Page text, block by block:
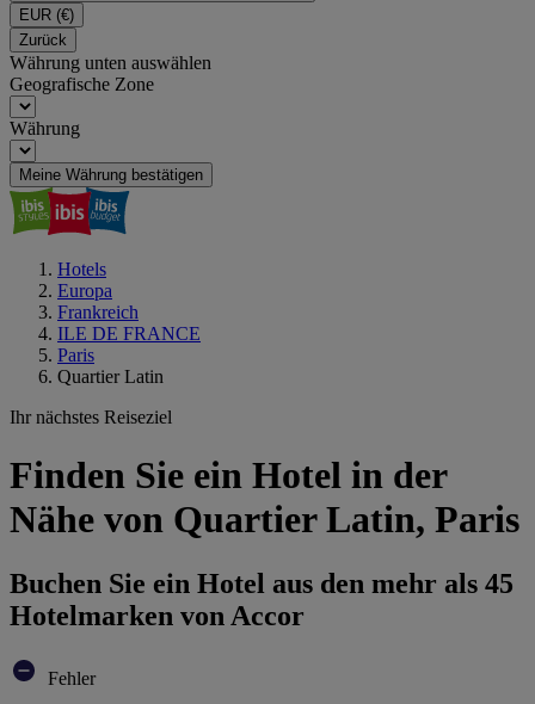
EUR (€)
Zurück
Währung unten auswählen
Geografische Zone
Währung
Meine Währung bestätigen
Hotels
Europa
Frankreich
ILE DE FRANCE
Paris
Quartier Latin
Ihr nächstes Reiseziel
Finden Sie ein Hotel in der
Nähe von Quartier Latin, Paris
Buchen Sie ein Hotel aus den mehr als 45
Hotelmarken von Accor
Fehler